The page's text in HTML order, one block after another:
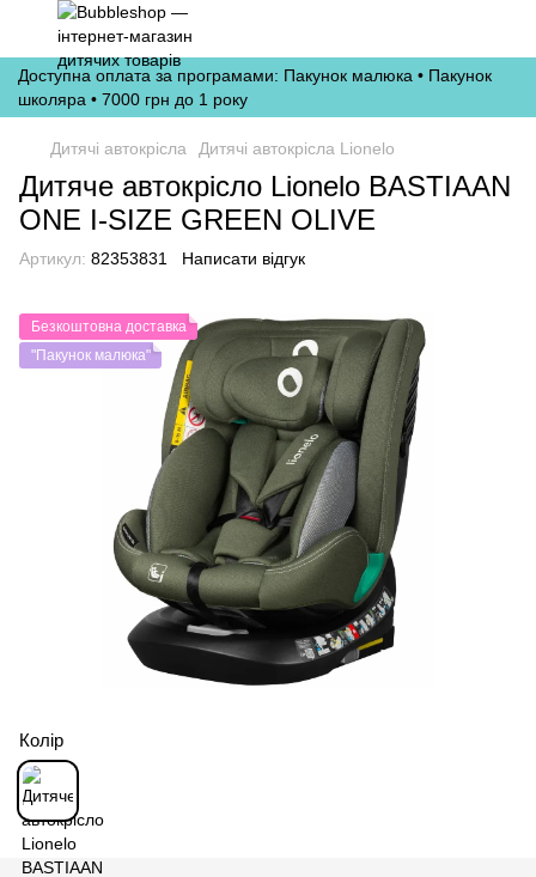
Доступна оплата за програмами: Пакунок малюка • Пакунок
школяра • 7000 грн до 1 року
Дитячі автокрісла Дитячі автокрісла Lionelo
Дитяче автокрісло Lionelo BASTIAAN
ONE I-SIZE GREEN OLIVE
Артикул: 82353831 Написати відгук
Безкоштовна доставка
"Пакунок малюка"
Колір